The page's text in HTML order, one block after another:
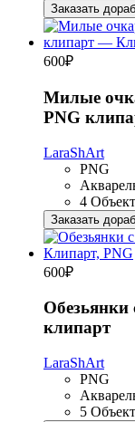
Заказать
600₽
Милые
PNG
LaraShArt
PNG
4
Заказать
600₽
клипарт
LaraShArt
PNG
5